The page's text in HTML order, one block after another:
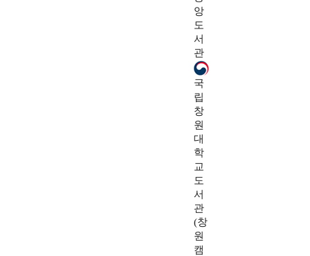
앙
도
서
관
국
립
창
원
대
학
교
도
서
관
(창
원
캠